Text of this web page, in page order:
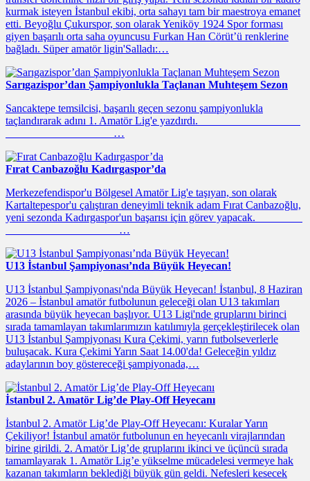
kurmak isteyen İstanbul ekibi, orta sahayı tam bir maestroya emanet
etti. Beyoğlu Çukurspor, son olarak Yeniköy 1924 Spor forması
giyen başarılı orta saha oyuncusu Furkan Han Cörüt’ü renklerine
bağladı. Süper amatör ligin'Salladı:…
Sarıgazispor’dan Şampiyonlukla Taçlanan Muhteşem Sezon
Sancaktepe temsilcisi, başarılı geçen sezonu şampiyonlukla
taçlandırarak adını 1. Amatör Lig'e yazdırdı.
…
Fırat Canbazoğlu Kadırgaspor’da
Merkezefendispor'u Bölgesel Amatör Lig'e taşıyan, son olarak
Kartaltepespor'u çalıştıran deneyimli teknik adam Fırat Canbazoğlu,
yeni sezonda Kadırgaspor'un başarısı için görev yapacak.
…
U13 İstanbul Şampiyonası’nda Büyük Heyecan!
U13 İstanbul Şampiyonası'nda Büyük Heyecan! İstanbul, 8 Haziran
2026 – İstanbul amatör futbolunun geleceği olan U13 takımları
arasında büyük heyecan başlıyor. U13 Ligi'nde gruplarını birinci
sırada tamamlayan takımlarımızın katılımıyla gerçekleştirilecek olan
U13 İstanbul Şampiyonası Kura Çekimi, yarın futbolseverlerle
buluşacak. Kura Çekimi Yarın Saat 14.00'da! Geleceğin yıldız
adaylarının boy göstereceği şampiyonada,…
İstanbul 2. Amatör Lig’de Play-Off Heyecanı
İstanbul 2. Amatör Lig’de Play-Off Heyecanı: Kuralar Yarın
Çekiliyor! İstanbul amatör futbolunun en heyecanlı virajlarından
birine girildi. 2. Amatör Lig’de gruplarını ikinci ve üçüncü sırada
tamamlayarak 1. Amatör Lig’e yükselme mücadelesi vermeye hak
kazanan takımların beklediği büyük gün geldi. Nefesleri kesecek